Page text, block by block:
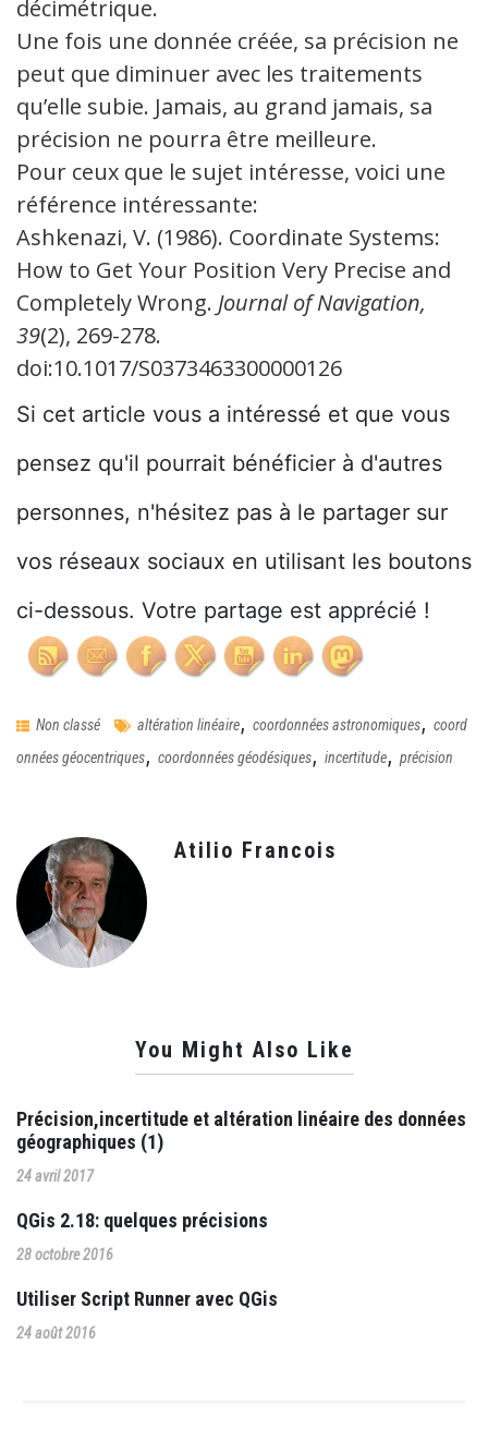
décimétrique.
Une fois une donnée créée, sa précision ne
peut que diminuer avec les traitements
qu’elle subie. Jamais, au grand jamais, sa
précision ne pourra être meilleure.
Pour ceux que le sujet intéresse, voici une
référence intéressante:
Ashkenazi, V. (1986). Coordinate Systems:
How to Get Your Position Very Precise and
Completely Wrong. Journal of Navigation,
39(2), 269-278.
doi:10.1017/S0373463300000126
Si cet article vous a intéressé et que vous
pensez qu'il pourrait bénéficier à d'autres
personnes, n'hésitez pas à le partager sur
vos réseaux sociaux en utilisant les boutons
ci-dessous. Votre partage est apprécié !
Non classé altération linéaire, coordonnées astronomiques, coord
onnées géocentriques, coordonnées géodésiques, incertitude, précision
Atilio Francois
You Might Also Like
Précision,incertitude et altération linéaire des données
géographiques (1)
24 avril 2017
QGis 2.18: quelques précisions
28 octobre 2016
Utiliser Script Runner avec QGis
24 août 2016